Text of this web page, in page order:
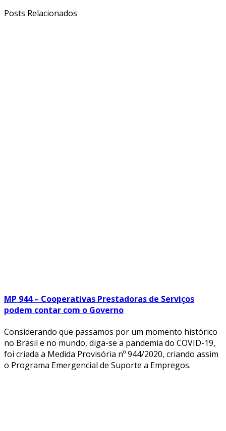
Posts Relacionados
MP 944 – Cooperativas Prestadoras de Serviços
podem contar com o Governo
Considerando que passamos por um momento histórico
no Brasil e no mundo, diga-se a pandemia do COVID-19,
foi criada a Medida Provisória nº 944/2020, criando assim
o Programa Emergencial de Suporte a Empregos.